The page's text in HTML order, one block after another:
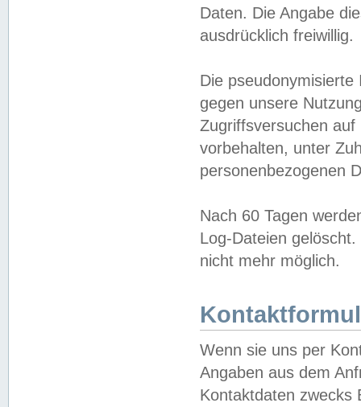
Daten. Die Angabe
ausdrücklich freiwillig.
Die
gegen unsere
Zugriffsversuchen
vorbehalten, unter
personenbezogenen
Nach 60 Tagen
Log-Dateien
nicht mehr möglich.
Wenn sie uns per
Angaben aus dem
Kontaktdaten zwecks